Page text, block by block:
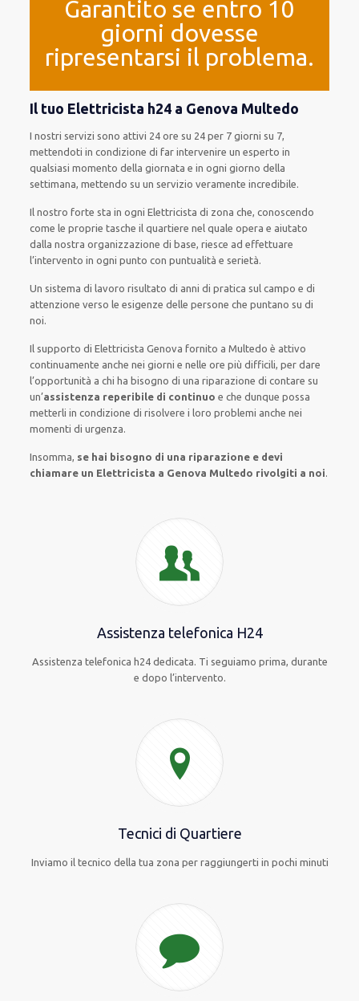
Garantito se entro 10
giorni dovesse
ripresentarsi il problema.
Il tuo Elettricista h24 a Genova Multedo
I nostri servizi sono attivi 24 ore su 24per 7 giorni su 7,
mettendoti in condizione di farintervenire unesperto in
qualsiasi momento della giornata e inogni giorno della
settimana, mettendo su un servizioveramente incredibile.
Il nostro forte sta in ogni Elettricista di zona che, conoscendo
come le proprie tasche il quartiere nel quale opera e aiutato
dalla nostra organizzazione di base, riesce ad effettuare
l’intervento in ogni punto con puntualità e serietà.
Un sistema di lavoro risultato di anni di pratica sul campo e di
attenzione verso le esigenzedelle persone che puntano su di
noi.
Il supporto di Elettricista Genovafornito a Multedo è attivo
continuamente anchenei giorni e nelle ore piùdifficili, perdare
l’opportunità a chi ha bisogno di una riparazione dicontare su
un’assistenza reperibile di continuo e chedunque possa
metterli in condizione di risolvere i loro problemi anchenei
momenti di urgenza.
Insomma, se hai bisogno di una riparazione e devi
chiamare un Elettricista a Genova Multedo rivolgiti a noi.
Assistenza telefonica H24
Assistenza telefonica h24 dedicata. Ti seguiamo prima, durante
e dopo l’intervento.
Tecnici di Quartiere
Inviamo il tecnico della tua zona per raggiungerti in pochi minuti